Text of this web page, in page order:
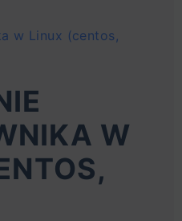
w Linux (centos,
W